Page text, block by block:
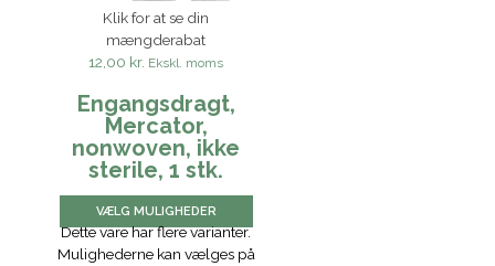
Klik for at se din
mængderabat
12,00 kr. Ekskl. moms
Engangsdragt,
Mercator,
nonwoven, ikke
sterile, 1 stk.
VÆLG MULIGHEDER
Dette vare har flere varianter.
Mulighederne kan vælges på